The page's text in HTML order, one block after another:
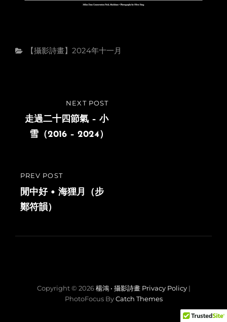
Categories
【攝影詩畫】2024年十一月
navigation
PREVIOUS
POST
PREV POST
閒中好 • 海狸月（步
鄭符韻）
POST
NEXT POST
走過二十四節氣 – 小
雪（2016 – 2024）
Copyright © 2026楊鴻 • 攝影詩畫 Privacy Policy|
PhotoFocus ByCatch Themes